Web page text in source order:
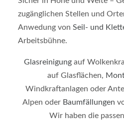
zugänglichen Stellen und
Anwedung von Seil- und
Arbeitsbühne.
Glasreinigung auf
auf Glasflächen,
Windkraftanlagen oder
Alpen oder Baumfällungen
Wir haben die